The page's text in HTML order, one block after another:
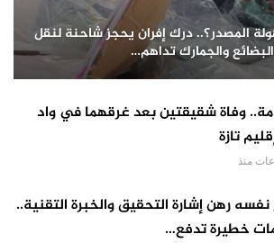
المصدر؟.. درك إفران يحجز شاحنة لنقل
البضائع والجمارك تداهم…
وفاة شقيقتين بعد غرقهما في واد
تازة
رهن إشارة التحقيق والخبرة التقنية..
خطيرة تدفع…